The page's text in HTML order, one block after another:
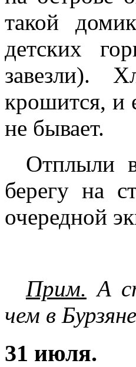
такой
детских
завезли).
крошится, и
не бывает.
Отплыли
берегу на
очередной
Прим. А
чем в
31 июля.